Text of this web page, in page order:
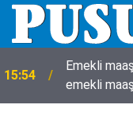
15:54
Emekli
emekli